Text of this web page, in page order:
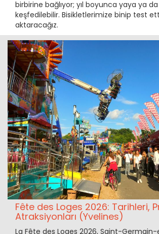
birbirine bağlıyor; yıl boyunca yaya ya
keşfedilebilir. Bisikletlerimize binip test
aktaracağız.
Fête des Loges 2026: Tarihleri,
Atraksiyonları (Yvelines)
La Fête des Loges 2026, Saint-